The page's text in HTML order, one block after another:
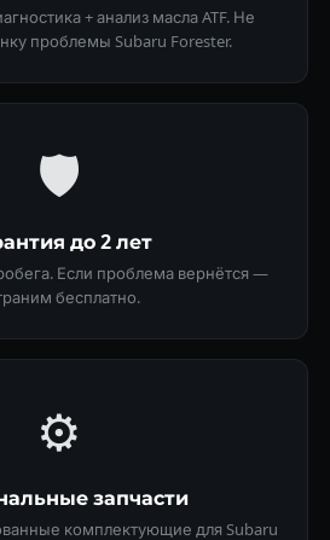
+ анализ масла ATF. Не
проблемы Subaru Forester.
🛡
до 2 лет
Если проблема вернётся —
бесплатно.
⚙️
запчасти
комплектующие для Subaru